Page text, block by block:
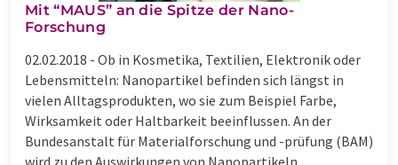
Mit “MAUS” an die Spitze der Nano-
Forschung
02.02.2018 - Ob in Kosmetika, Textilien, Elektronik oder
Lebensmitteln: Nanopartikel befinden sich längst in
vielen Alltagsprodukten, wo sie zum Beispiel Farbe,
Wirksamkeit oder Haltbarkeit beeinflussen. An der
Bundesanstalt für Materialforschung und -prüfung (BAM)
wird zu den Auswirkungen von Nanopartikeln ...